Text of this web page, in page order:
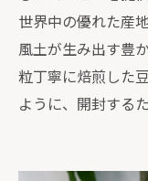
世界中の優れた産
風土が生み出す豊
粒丁寧に焙煎した
ように、開封する